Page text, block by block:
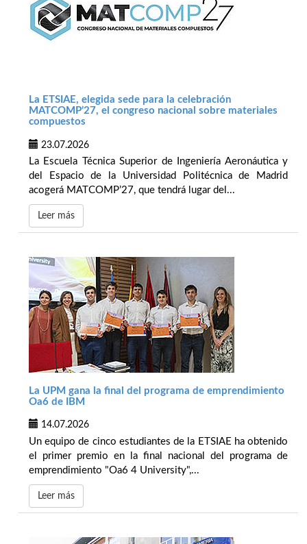
La ETSIAE, elegida sede para la celebración
MATCOMP’27, el congreso nacional sobre materiales
compuestos
23.07.2026
La Escuela Técnica Superior de Ingeniería Aeronáutica y
del Espacio de la Universidad Politécnica de Madrid
acogerá MATCOMP’27, que tendrá lugar del...
Leer más
La UPM gana la final del programa de emprendimiento
Oa6 de IBM
14.07.2026
Un equipo de cinco estudiantes de la ETSIAE ha obtenido
el primer premio en la final nacional del programa de
emprendimiento "Oa6 4 University",...
Leer más